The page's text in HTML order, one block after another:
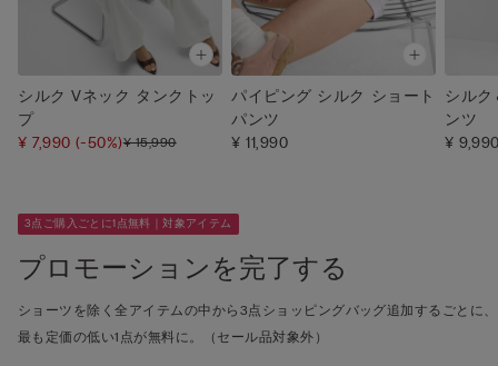
シルク Vネック タンクトッ
プ
¥ 7,990(-50%)¥ 15,990
パイピング シルク ショート
パンツ
¥ 11,990
シル
ンツ
¥
3点ご購入ごとに1点無料｜対象アイテム
プロモーションを完了する
ショーツを除く全アイテムの中から3点ショッピングバッグ追加するごとに、
最も定価の低い1点が無料に。（セール品対象外）